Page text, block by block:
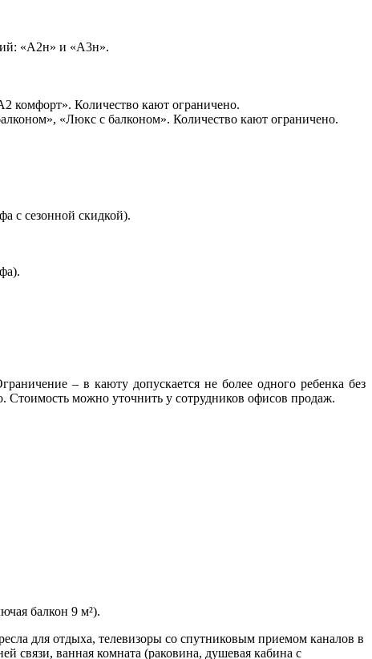
«А2н» и «А3н».
комфорт». Количество кают ограничено.
«Люкс с балконом». Количество кают ограничено.
с сезонной скидкой).
– в каюту допускается не более одного ребенка без
Стоимость можно уточнить у сотрудников офисов продаж.
балкон 9 м²).
для отдыха, телевизоры со спутниковым приемом каналов в
связи, ванная комната (раковина, душевая кабина с